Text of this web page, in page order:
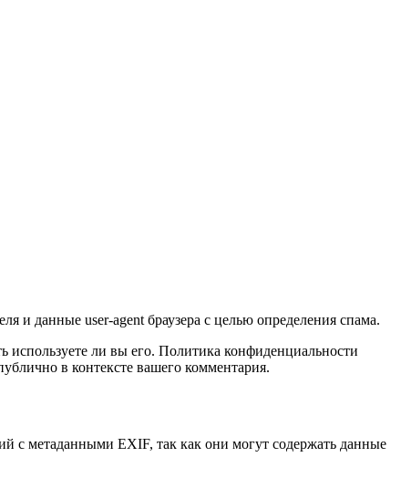
и данные user-agent браузера с целью определения спама.
используете ли вы его. Политика конфиденциальности
в контексте вашего комментария.
с метаданными EXIF, так как они могут содержать данные